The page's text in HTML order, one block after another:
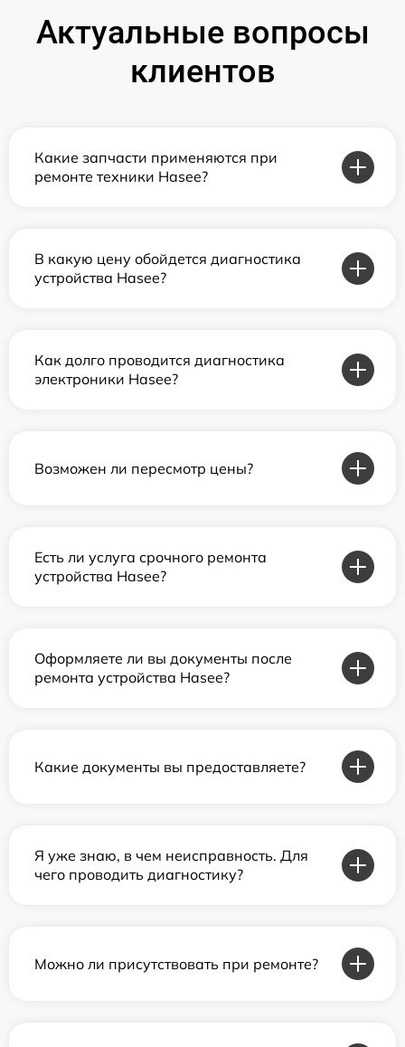
Актуальные вопросы
клиентов
Какие запчасти применяются при
ремонте техники Hasee?
В какую цену обойдется диагностика
устройства Hasee?
Как долго проводится диагностика
электроники Hasee?
Возможен ли пересмотр цены?
Есть ли услуга срочного ремонта
устройства Hasee?
Оформляете ли вы документы после
ремонта устройства Hasee?
Какие документы вы предоставляете?
Я уже знаю, в чем неисправность. Для
чего проводить диагностику?
Можно ли присутствовать при ремонте?